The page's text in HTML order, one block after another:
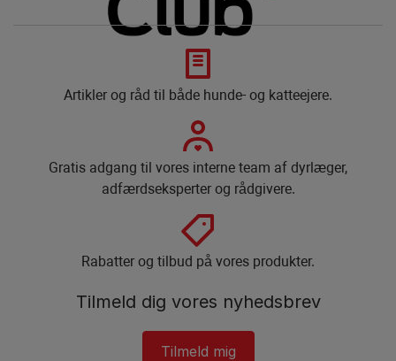
Artikler og råd til både hunde- og katteejere.
Gratis adgang til vores interne team af dyrlæger,
adfærdseksperter og rådgivere.​
Rabatter og tilbud på vores produkter.​
Tilmeld dig vores nyhedsbrev​
Tilmeld mig​